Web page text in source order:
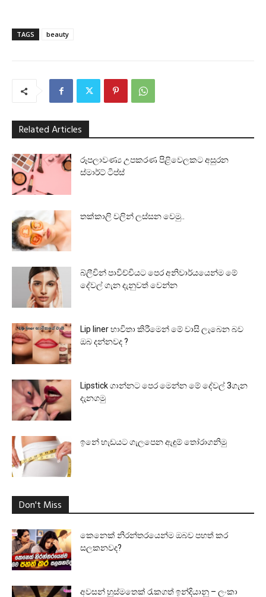
TAGS beauty
Related Articles
රූපලාවණ්‍ය උපකරණ පිළිවෙලකට අසුරන
ස්මාර්ට් ටිප්ස්
තක්කාලි වලින් ලස්සන වෙමු..
බ්ලීචින් පාවිච්චියට පෙර අනිවාර්යයෙන්ම මේ
දේවල් ගැන දැනුවත් වෙන්න
Lip liner භාවිතා කිරීමෙන් මේ වාසි ලැබෙන බව
ඔබ දන්නවද ?
Lipstick ගාන්නට පෙර මෙන්න මේ දේවල් 3ගැන
දැනගමු
ඉනේ හැඩයට ගැලපෙන ඇඳුම් තෝරාගනිමු
Don't Miss
කෙනෙක් නිරන්තරයෙන්ම ඔබව පහත් කර
සලකනවද?
අවසන් හුස්මතෙක් රැකගත් ඉන්දියානු – ලංකා